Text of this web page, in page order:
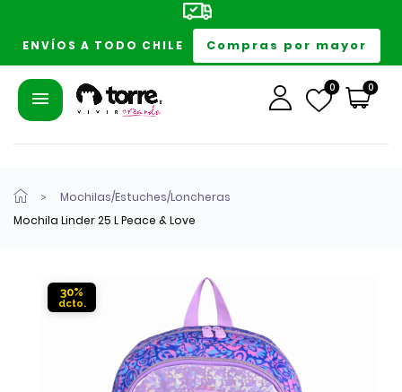
ENVÍOS A TODO CHILE Compras por mayor
0 0
Mochilas/Estuches/Loncheras
Mochila Linder 25 L Peace & Love
30%